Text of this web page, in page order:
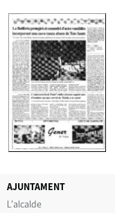
AJUNTAMENT
L'alcalde